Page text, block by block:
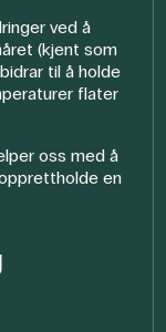
ved å
(kjent som
til å holde
flater
oss med å
en